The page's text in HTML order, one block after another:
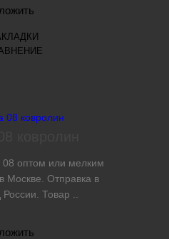
08 оптом или мелким
Москве. Отправка в
Товар ..